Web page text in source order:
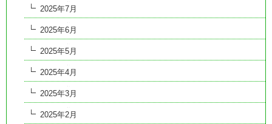
2025年7月
2025年6月
2025年5月
2025年4月
2025年3月
2025年2月